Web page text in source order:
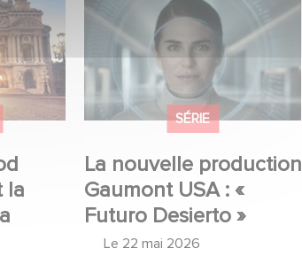
la
SÉRIE
La nouvelle production
Gaumont USA : «
Futuro Desierto »
Le 22 mai 2026
La nouvelle production
Gaumont USA : « Futuro
Desierto »